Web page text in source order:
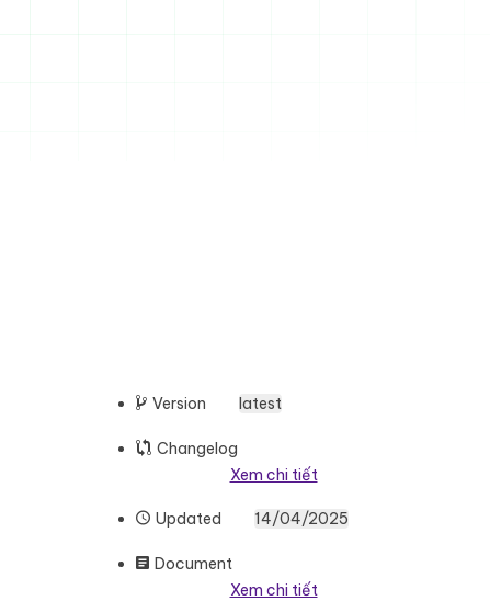
Version latest
Changelog
Xem chi tiết
Updated 14/04/2025
Document
Xem chi tiết